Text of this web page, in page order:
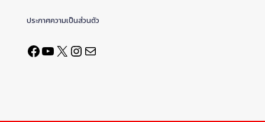
ประกาศความเป็นส่วนตัว